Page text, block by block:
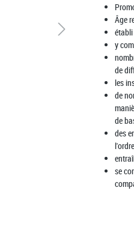
Âge
y
de
les
de
de
des
l'ordre
se